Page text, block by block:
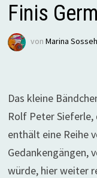
Finis
von Marina Sosseh
Das kleine
Rolf Peter
enthält eine Reihe
Gedankengängen,
würde, hier weiter